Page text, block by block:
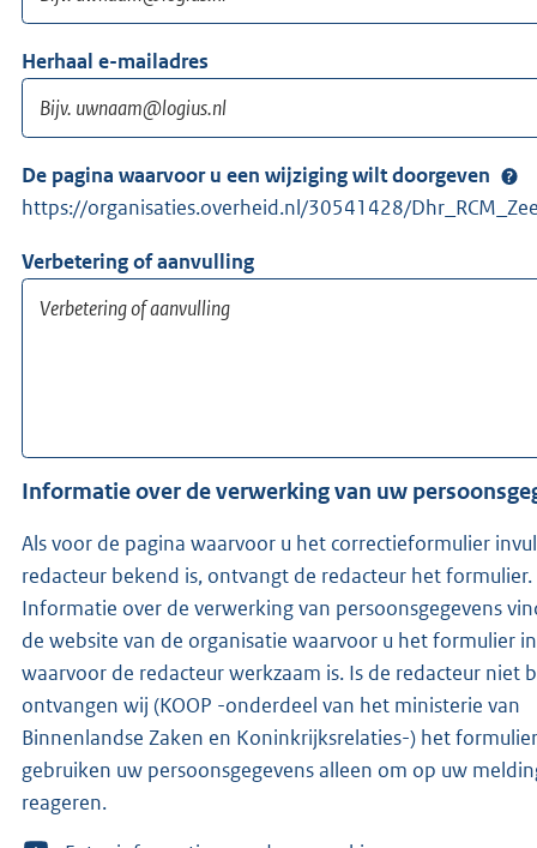
Herhaal e-mailadres
De pagina waarvoor u een wijziging wilt doorgeven
https://organisaties.overheid.nl/30541428/
Verbetering of aanvulling
Informatie over de verwerking van uw
Als voor de pagina waarvoor u het correctieformulier
redacteur bekend is, ontvangt de redacteur het formulier.
Informatie over de verwerking van persoonsgegevens
de website van de organisatie waarvoor u het formulier
waarvoor de redacteur werkzaam is. Is de redacteur niet bekend,
ontvangen wij (KOOP -onderdeel van het ministerie van
Binnenlandse Zaken en Koninkrijksrelaties-) het
gebruiken uw persoonsgegevens alleen om op uw
reageren.